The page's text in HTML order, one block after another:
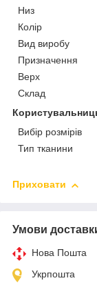
Низ
Колір
Вид виробу
Призначення
Верх
Склад
Вибір розмірів
Тип тканини
Приховати
Умови
Нова Пошта
Укрпошта